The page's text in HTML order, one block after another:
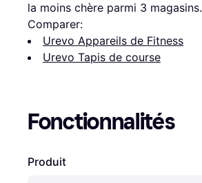
la moins chère parmi 3 magasins.
Comparer:
Urevo Appareils de Fitness
Urevo Tapis de course
Fonctionnalités
Produit